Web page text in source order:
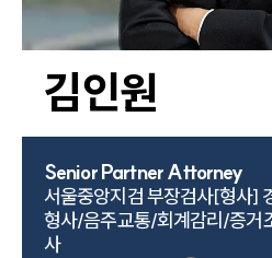
김인원
Senior Partner Attorney
서울중앙지검 부장검사[형사]
형사/음주교통/회계감리/증거
사